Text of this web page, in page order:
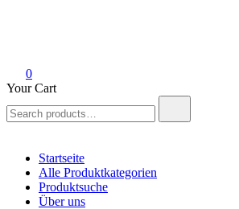
0
Your Cart
for:
Startseite
Alle Produktkategorien
Produktsuche
Über uns